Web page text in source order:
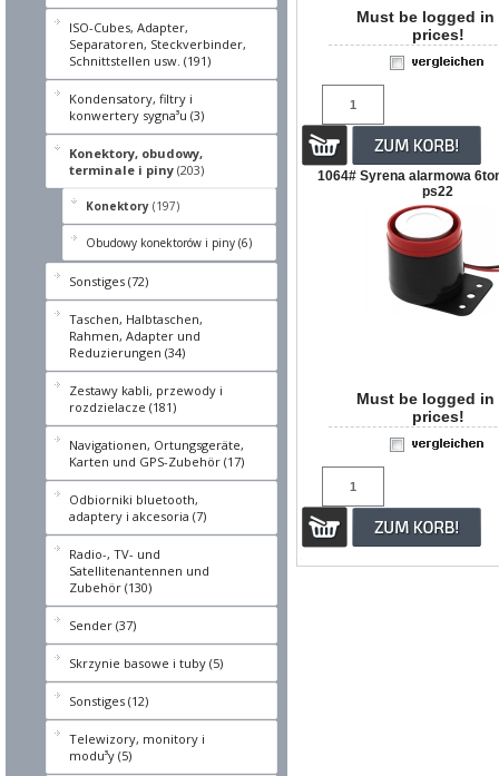
ISO-Cubes, Adapter,
Separatoren, Steckverbinder,
Schnittstellen usw. (191)
Kondensatory, filtry i
konwertery sygna³u (3)
Konektory, obudowy,
terminale i piny (203)
Konektory (197)
Obudowy konektorów i piny (6)
Sonstiges (72)
Taschen, Halbtaschen,
Rahmen, Adapter und
Reduzierungen (34)
Zestawy kabli, przewody i
rozdzielacze (181)
Navigationen, Ortungsgeräte,
Karten und GPS-Zubehör (17)
Odbiorniki bluetooth,
adaptery i akcesoria (7)
Radio-, TV- und
Satellitenantennen und
Zubehör (130)
Sender (37)
Skrzynie basowe i tuby (5)
Sonstiges (12)
Telewizory, monitory i
modu³y (5)
Must be logged in
prices!
1064# Syrena alarmowa
ps22
Must be logged in
prices!